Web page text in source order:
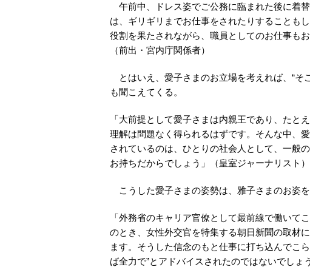
午前中、ドレス姿でご公務に臨まれた後に着
は、ギリギリまでお仕事をされたりすることも
役割を果たされながら、職員としてのお仕事も
（前出・宮内庁関係者）
とはいえ、愛子さまのお立場を考えれば、“そ
も聞こえてくる。
「大前提として愛子さまは内親王であり、たと
理解は問題なく得られるはずです。そんな中、
されているのは、ひとりの社会人として、一般
お持ちだからでしょう」（皇室ジャーナリスト）
こうした愛子さまの姿勢は、雅子さまのお姿を
「外務省のキャリア官僚として最前線で働いて
のとき、女性外交官を特集する朝日新聞の取材
ます。そうした信念のもと仕事に打ち込んでこ
ば全力で”とアドバイスされたのではないでしょ